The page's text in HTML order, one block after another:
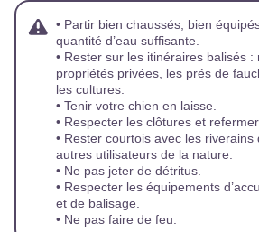
• Partir bien chaussés, bien
quantité d’eau suffisante.
• Rester sur les itinéraires balisés :
propriétés privées, les prés de
les cultures.
• Tenir votre chien en laisse.
• Respecter les clôtures et
• Rester courtois avec les
autres utilisateurs de la nature.
• Ne pas jeter de détritus.
• Respecter les équipements
et de balisage.
• Ne pas faire de feu.